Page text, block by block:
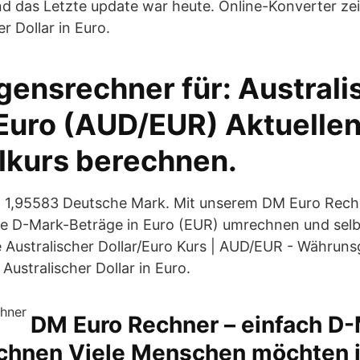
das Letzte update war heute. Online-Konverter
Dollar in Euro.
für:
(AUD/EUR)
berechnen.
1,95583 Deutsche Mark. Mit unserem DM Euro
D-Mark-Beträge in Euro (EUR) umrechnen und
Australischer Dollar/Euro Kurs | AUD/EUR -
Dollar in Euro.
DM Euro Rechner – einfach
Viele Menschen möchten